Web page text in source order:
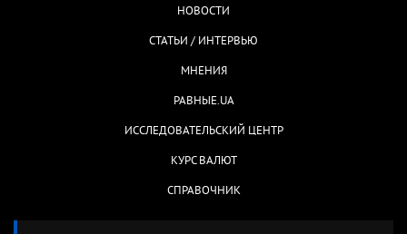
НОВОСТИ
СТАТЬИ / ИНТЕРВЬЮ
МНЕНИЯ
РАВНЫЕ.UA
ИССЛЕДОВАТЕЛЬСКИЙ ЦЕНТР
КУРС ВАЛЮТ
СПРАВОЧНИК